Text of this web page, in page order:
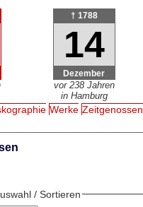
† 1788
14
Dezember
vor 238 Jahren
in Hamburg
Werke Zeitgenossen
/ Sortieren